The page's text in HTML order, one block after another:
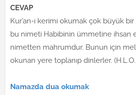
CEVAP
Kur’an-ı kerimi okumak çok büyük
bu nimeti Habibinin ümmetine ihsan
nimetten mahrumdur. Bunun için
okunan yere toplanıp dinlerler.
Namazda dua okumak